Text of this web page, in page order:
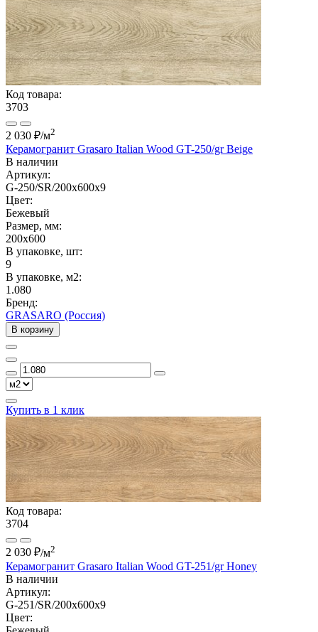
Код товара:
3703
2 030 ₽/м2
Керамогранит Grasaro Italian Wood GT-250/gr Beige
В наличии
Артикул:
G-250/SR/200x600x9
Цвет:
Бежевый
Размер, мм:
200x600
В упаковке, шт:
9
В упаковке, м2:
1.080
Бренд:
GRASARO (Россия)
В корзину
Купить в 1 клик
Код товара:
3704
2 030 ₽/м2
Керамогранит Grasaro Italian Wood GT-251/gr Honey
В наличии
Артикул:
G-251/SR/200x600x9
Цвет: